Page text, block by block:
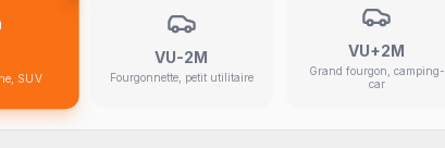
SUV
VU-2M
Fourgonnette, petit utilitaire
VU+2M
Grand fourgon, camping-
car